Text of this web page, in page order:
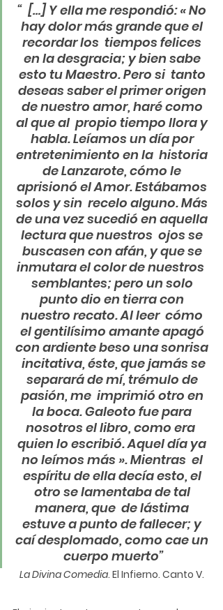
“  […] Y ella me respondió: « No
hay dolor más grande que el
recordar los  tiempos felices
en la desgracia; y bien sabe
esto tu Maestro. Pero si  tanto
deseas saber el primer origen
de nuestro amor, haré como
al que al  propio tiempo llora y
habla. Leíamos un día por
entretenimiento en la  historia
de Lanzarote, cómo le
aprisionó el Amor. Estábamos
solos y sin  recelo alguno. Más
de una vez sucedió en aquella
lectura que nuestros  ojos se
buscasen con afán, y que se
inmutara el color de nuestros
semblantes; pero un solo
punto dio en tierra con
nuestro recato. Al leer  cómo
el gentilísimo amante apagó
con ardiente beso una sonrisa
incitativa, éste, que jamás se
separará de mí, trémulo de
pasión, me  imprimió otro en
la boca. Galeoto fue para
nosotros el libro, como era
quien lo escribió. Aquel día ya
no leímos más ». Mientras  el
espíritu de ella decía esto, el
otro se lamentaba de tal
manera, que  de lástima
estuve a punto de fallecer; y
caí desplomado, como cae un
cuerpo muerto”
La Divina Comedia. El Infierno. Canto V.